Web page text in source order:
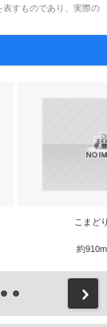
すものであり、実際の
こまど
約